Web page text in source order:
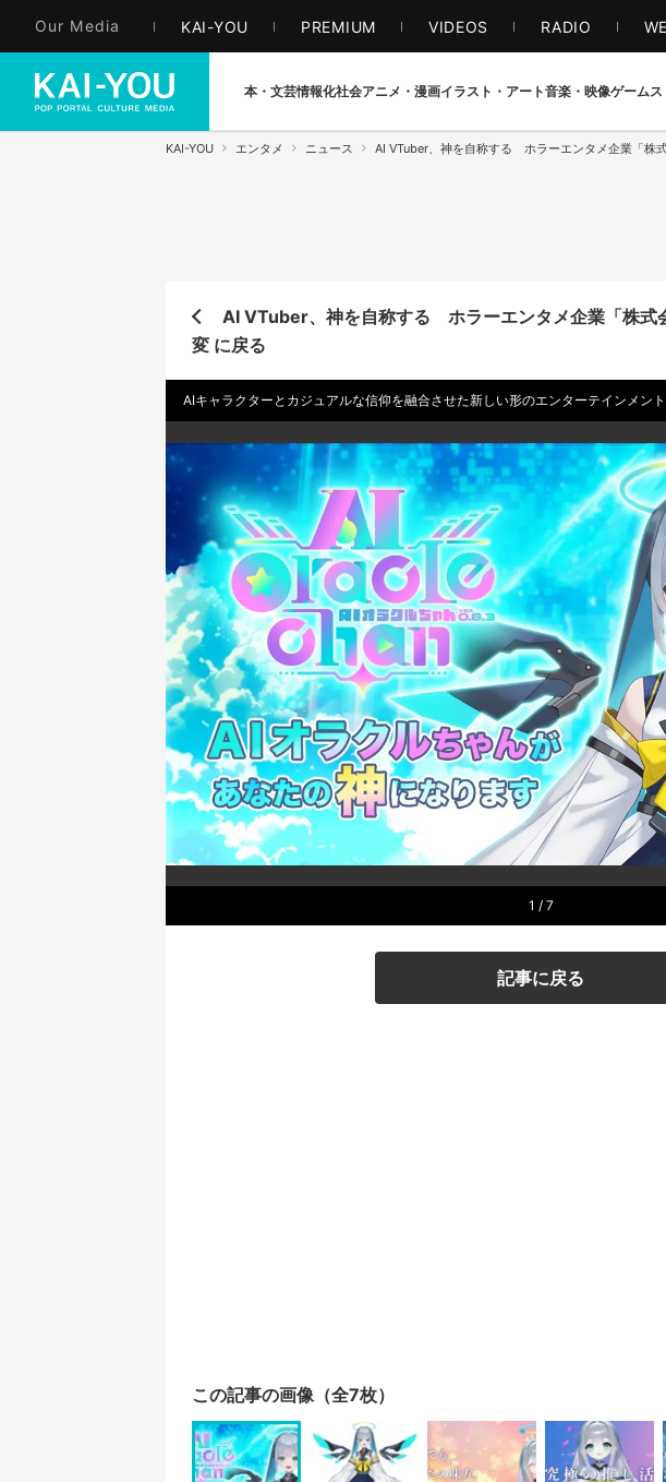
Our Media KAI-YOU PREMIUM VIDEOS RADIO
本・文芸情報化社会アニメ・漫画イラスト・アート音楽・映像ゲームス
KAI-YOU エンタメ ニュース AI VTuber、神を自称する ホラーエンタメ企業「株
AI VTuber、神を自称する ホラーエンタメ企業「株式
変 に戻る
AIキャラクターとカジュアルな信仰を融合させた新しい形のエンターテインメント
1 / 7
記事に戻る
この記事の画像（全7枚）